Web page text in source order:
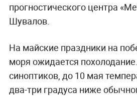
прогностического центра
Шувалов.
На майские праздники на
моря ожидается
синоптиков, до 10 мая
два-три градуса ниже